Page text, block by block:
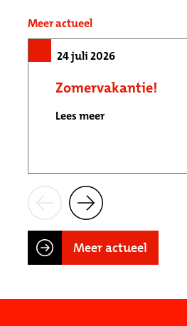
Meer actueel
24 juli 2026
Zomervakantie!
Lees meer
Meer actueel